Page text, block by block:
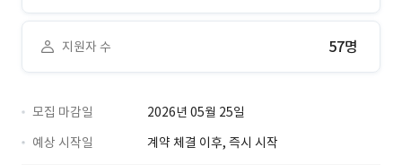
지원자 수 57명
모집 마감일
2026년 05월 25일
예상 시작일
계약 체결 이후, 즉시 시작